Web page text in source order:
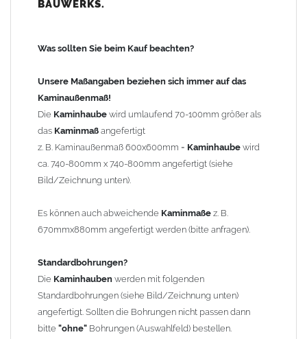
100mm
120mm
140mm
Andere Bohrmaße sind auf Anfrage möglich (Aufpreis
Sonderbohrung 55,99 EUR).
Befestigung/Stützen
Kaminhaubewird inkl. EdelstahlBefestigungsmaterial
geliefert. Die Standardflachstützen sind aus
beträgt ca. 25cm bis 30cm. DieKaminhaubekann mit längeren
Stützen bis Höhe 450mm geliefert werden (Aufpreis 42,89 EUR).
Kaminkopfabdeckung
Kaminhaubewirdohne Kaminkopfabdeckung
Kaminkopfabdeckungenfinden Sie unter "Kaminabdeckung
BAUWERKS.
Was sollten Sie beim Kauf beachten?
Unsere Maßangaben beziehen sich immer auf das
Kaminaußenmaß!
Die Kaminhaube wird umlaufend 70-100mm größer als
das Kaminmaß angefertigt
z. B. Kaminaußenmaß 600x600mm = Kaminhaube wird
ca. 740-800mm x 740-800mm angefertigt (siehe
Bild/Zeichnung unten).
Es können auch abweichende Kaminmaße z. B.
670mmx880mm angefertigt werden (bitte anfragen).
Standardbohrungen?
Die Kaminhauben werden mit folgenden
Standardbohrungen (siehe Bild/Zeichnung unten)
angefertigt. Sollten die Bohrungen nicht passen dann
bitte "ohne" Bohrungen (Auswahlfeld) bestellen.